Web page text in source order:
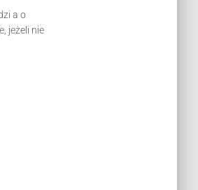
a o
jeżeli nie